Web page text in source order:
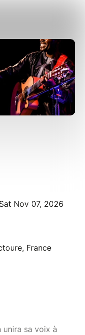
Nov 07, 2026
France
unira sa voix à